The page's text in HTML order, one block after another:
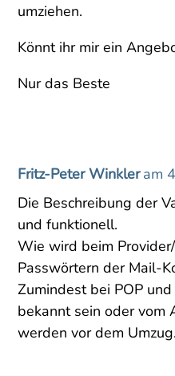
umziehen.
Könnt ihr mir ein
Nur das Beste
Fritz-Peter Winkleram
Die Beschreibung der
und funktionell.
Wie wird beim
Passwörtern der Mail-
Zumindest bei POP
bekannt sein oder vom
werden vor dem Umzug.